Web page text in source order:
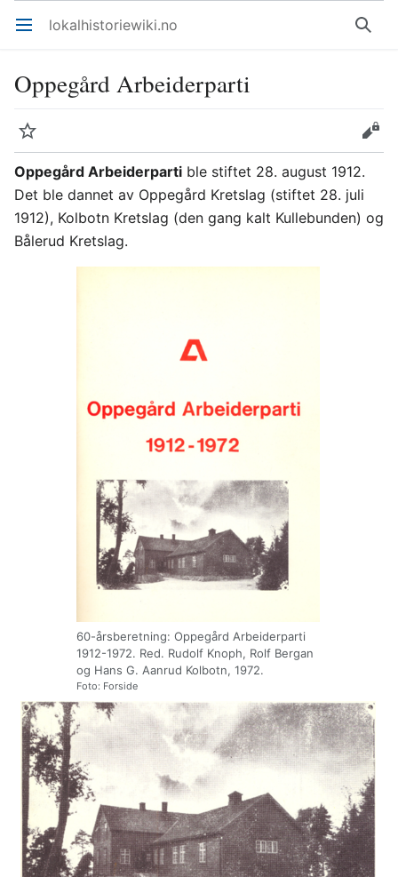
Åpne hovedmenyen lokalhistoriewiki.no Søk
Oppegård Arbeiderparti
Overvåk
Rediger
Oppegård Arbeiderparti ble stiftet 28. august 1912.
Det ble dannet av Oppegård Kretslag (stiftet 28. juli
1912), Kolbotn Kretslag (den gang kalt Kullebunden) og
Bålerud Kretslag.
60-årsberetning: Oppegård Arbeiderparti
1912-1972. Red. Rudolf Knoph, Rolf Bergan
og Hans G. Aanrud Kolbotn, 1972.
Foto: Forside